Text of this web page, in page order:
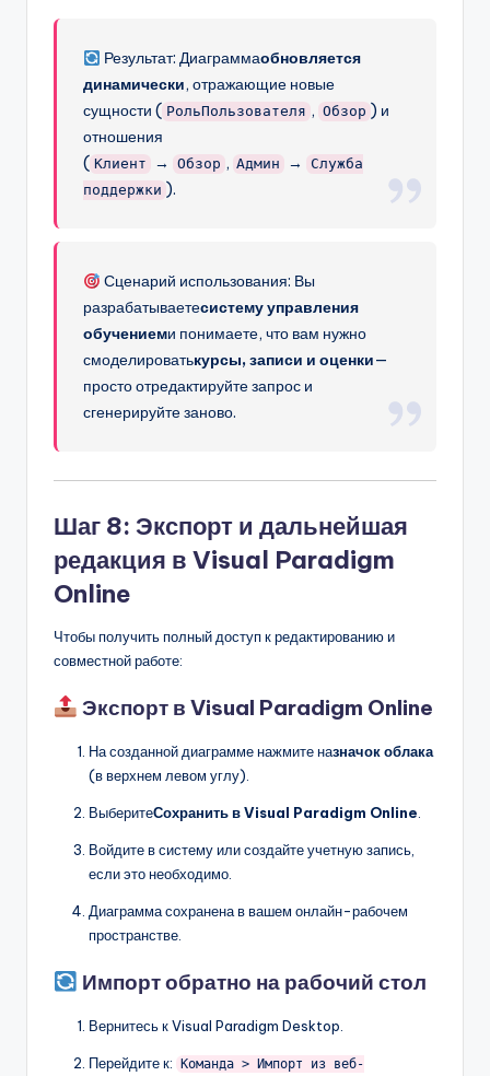
Результат: Диаграммаобновляется
динамически, отражающие новые
сущности ( РольПользователя , Обзор ) и
отношения
( Клиент → Обзор , Админ →
Служба
поддержки ).
Сценарий использования: Вы
разрабатываетесистему управления
обучениеми понимаете, что вам нужно
смоделироватькурсы, записи и оценки—
просто отредактируйте запрос и
сгенерируйте заново.
Шаг 8: Экспорт и дальнейшая
редакция в Visual Paradigm
Online
Чтобы получить полный доступ к редактированию и
совместной работе:
Экспорт в Visual Paradigm Online
На созданной диаграмме нажмите назначок облака
(в верхнем левом углу).
ВыберитеСохранить в Visual Paradigm Online
Войдите в систему или создайте учетную запись,
если это необходимо.
Диаграмма сохранена в вашем онлайн-рабочем
пространстве.
Импорт обратно на рабочий стол
Вернитесь к Visual Paradigm Desktop.
Перейдите к:
Команда > Импорт из веб-